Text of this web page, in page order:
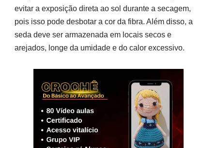
evitar a exposição direta ao sol durante a secagem,
pois isso pode desbotar a cor da fibra. Além disso, a
seda deve ser armazenada em locais secos e
arejados, longe da umidade e do calor excessivo.